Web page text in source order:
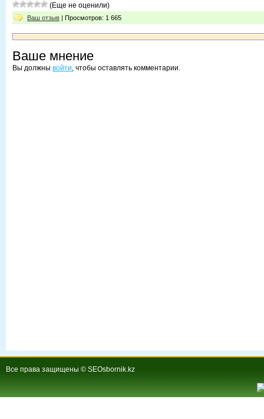
(Еще не оценили)
Ваш отзыв | Просмотров: 1 665
Ваше мнение
Вы должны войти, чтобы оставлять комментарии.
Все права защищены © SEOsbornik.kz